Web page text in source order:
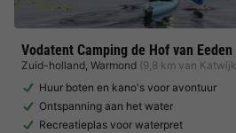
Vodatent Camping de Hof van Eeden
Zuid-holland, Warmond (9,8 km van
Huur boten en kano's voor avontuur
Ontspanning aan het water
Recreatieplas voor waterpret